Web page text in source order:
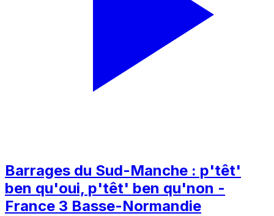
Barrages du Sud-Manche : p'têt'
ben qu'oui, p'têt' ben qu'non -
France 3 Basse-Normandie